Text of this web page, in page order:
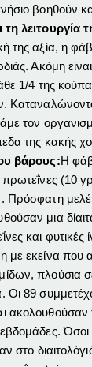
βοηθούν
τη λειτουργία
της αξία, η
Ακόμη
1/4 της
τον
της κακής
βάρους:Η
πρωτεΐνες
μια
και φυτικές
με εκείνα που
πλούσια
89
ακολουθούσαν
στο